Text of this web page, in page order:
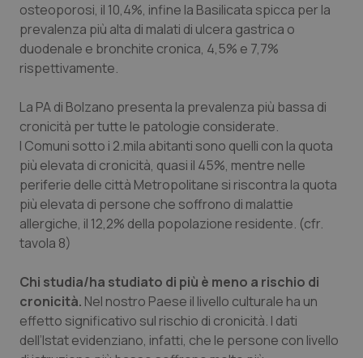
osteoporosi, il 10,4%, infine la Basilicata spicca per la
prevalenza più alta di malati di ulcera gastrica o
duodenale e bronchite cronica, 4,5% e 7,7%
rispettivamente.
La PA di Bolzano presenta la prevalenza più bassa di
cronicità per tutte le patologie considerate.
I Comuni sotto i 2.mila abitanti sono quelli con la quota
più elevata di cronicità, quasi il 45%, mentre nelle
periferie delle città Metropolitane si riscontra la quota
più elevata di persone che soffrono di malattie
allergiche, il 12,2% della popolazione residente. (cfr.
tavola 8)
Chi studia/ha studiato di più è meno a rischio di
cronicità. Nel nostro Paese il livello culturale ha un
effetto significativo sul rischio di cronicità. I dati
dell’Istat evidenziano, infatti, che le persone con livello
tracking-sites-ironfish-
tracking-enable
www.quotidianosanita.it